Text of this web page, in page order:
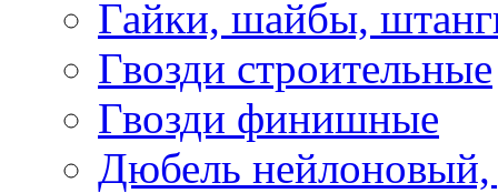
Гайки, шайбы,
Гвозди строительные
Гвозди финишные
Дюбель нейлоновый,